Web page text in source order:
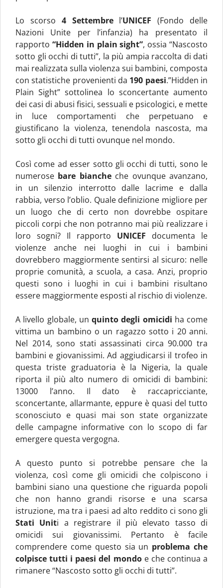
Lo scorso 4 Settembrel’UNICEF (Fondo delle
Nazioni Unite per l’infanzia) ha presentato il
rapporto “Hidden in plain sight”, ossia “Nascosto
sotto gli occhi di tutti”, la più ampia raccolta di dati
mai realizzata sulla violenza sui bambini, composta
con statistiche provenienti da 190 paesi.”Hidden in
Plain Sight” sottolinea lo sconcertante aumento
dei casi di abusi fisici, sessuali e psicologici, e mette
in luce comportamenti che perpetuano e
giustificano la violenza, tenendola nascosta, ma
sotto gli occhi di tutti ovunque nel mondo.
Così come ad esser sotto gli occhi di tutti, sono le
numerose bare biancheche ovunque avanzano,
in un silenzio interrotto dalle lacrime e dalla
rabbia, verso l’oblio. Quale definizione migliore per
un luogo che di certo non dovrebbe ospitare
piccoli corpi che non potranno mai più realizzare i
loro sogni? Il rapporto UNICEF documenta le
violenze anche nei luoghi in cui i bambini
dovrebbero maggiormente sentirsi al sicuro: nelle
proprie comunità, a scuola, a casa. Anzi, proprio
questi sono i luoghi in cui i bambini risultano
essere maggiormente esposti al rischio di violenze.
A livello globale, un quinto degli omicidi ha come
vittima un bambino o un ragazzo sotto i 20 anni.
Nel 2014, sono stati assassinati circa 90.000 tra
bambini e giovanissimi. Ad aggiudicarsi il trofeo in
questa triste graduatoria è la Nigeria, la quale
riporta il più alto numero di omicidi di bambini:
13000 l’anno. Il dato è raccapricciante,
sconcertante, allarmante, eppure è quasi del tutto
sconosciuto e quasi mai son state organizzate
delle campagne informative con lo scopo di far
emergere questa vergogna.
A questo punto si potrebbe pensare che la
violenza, così come gli omicidi che colpiscono i
bambini siano una questione che riguarda popoli
che non hanno grandi risorse e una scarsa
istruzione, ma tra i paesi ad alto reddito ci sono gli
Stati Uniti a registrare il più elevato tasso di
omicidi sui giovanissimi. Pertanto è facile
comprendere come questo sia un problema che
colpisce tutti i paesi del mondoe che continua a
rimanere “Nascosto sotto gli occhi di tutti”.